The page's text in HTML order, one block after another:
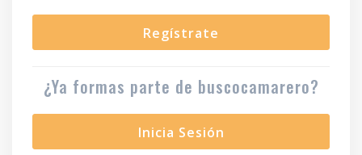
Regístrate
¿Ya formas parte de buscocamarero?
Inicia Sesión